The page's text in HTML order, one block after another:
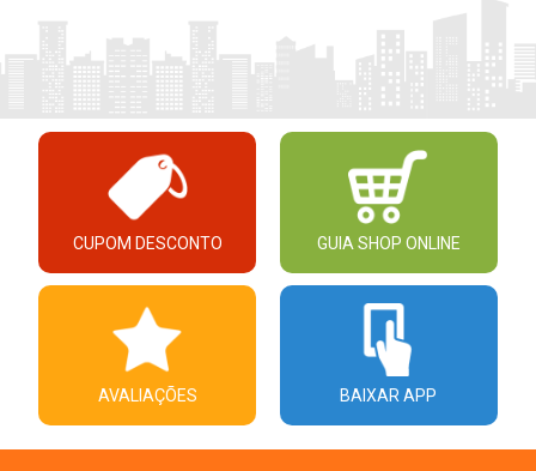
CUPOM DESCONTO GUIA SHOP ONLINE
AVALIAÇÕES BAIXAR APP